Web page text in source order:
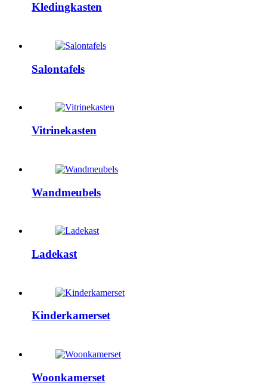
Kledingkasten
Salontafels
Vitrinekasten
Wandmeubels
Ladekast
Kinderkamerset
Woonkamerset